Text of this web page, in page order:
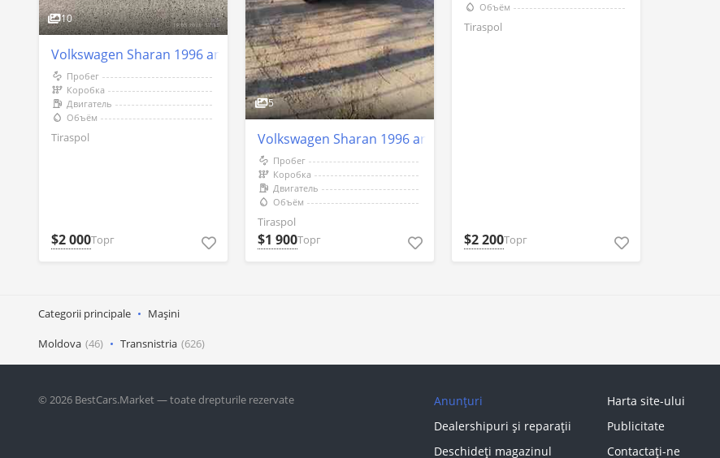
10
Volkswagen Sharan 1996 an Tiraspol
Пробег
Коробка
Двигатель
Объём
Tiraspol
$2 000Торг
5
Volkswagen Sharan 1996 an Tiraspol
Пробег
Коробка
Двигатель
Объём
Tiraspol
$1 900Торг
Объём
Tiraspol
$2 200Торг
Categorii principale Mașini
Moldova (46) Transnistria (626)
© 2026 BestCars.Market — toate drepturile rezervate
Anunțuri
Dealershipuri și reparații
Deschideți magazinul
Harta site-ului
Publicitate
Contactați-ne